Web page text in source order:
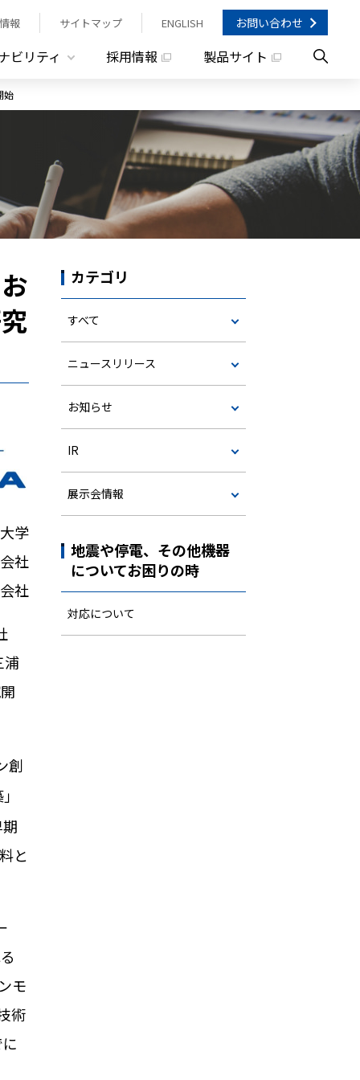
報 サイトマップ ENGLISH お問い合わせ
ビリティ 採用情報 製品サイト
始
学
社
社
浦
創
と
モ
術
カテゴリ
すべて
ニュースリリース
お知らせ
IR
展示会情報
地震や停電、その他機器
についてお困りの時
対応について